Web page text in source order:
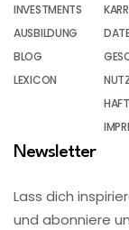
INVESTMENTS
AUSBILDUNG
BLOG
LEXICON
Newsletter
Lass dich
und abonniere